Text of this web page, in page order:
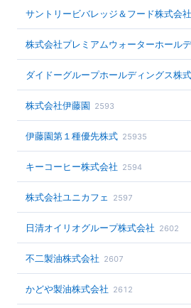
サントリービバレッジ＆フード株式会社
株式会社プレミアムウォーターホール
ダイドーグループホールディングス株
株式会社伊藤園 2593
伊藤園第１種優先株式 25935
キーコーヒー株式会社 2594
株式会社ユニカフェ 2597
日清オイリオグループ株式会社 2602
不二製油株式会社 2607
かどや製油株式会社 2612